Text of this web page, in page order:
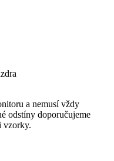
a nemusí vždy
odstíny doporučujeme
vzorky.